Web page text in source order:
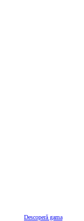
Descoperă gama